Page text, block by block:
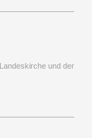
und der